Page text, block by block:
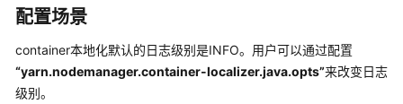
务
公
告
配置场景
container本地化默认的日志级别是INFO。用户可以通过配置
“yarn.nodemanager.container-localizer.java.opts”来改变日志
级别。